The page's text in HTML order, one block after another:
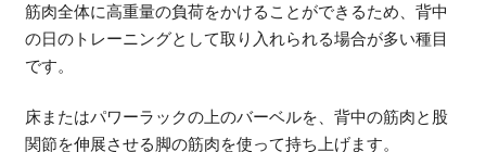
筋肉全体に高重量の負荷をかけることができるため、背中
の日のトレーニングとして取り入れられる場合が多い種目
です。
床またはパワーラックの上のバーベルを、背中の筋肉と股
関節を伸展させる脚の筋肉を使って持ち上げます。